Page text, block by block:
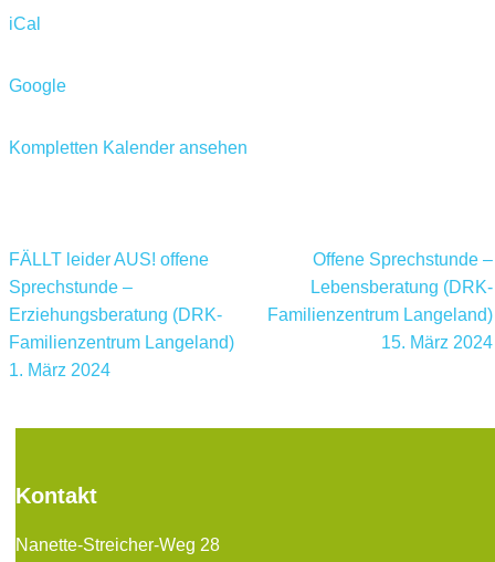
iCal
Google
Kompletten Kalender ansehen
FÄLLT leider AUS! offene
Sprechstunde –
Erziehungsberatung (DRK-
Familienzentrum Langeland)
1. März 2024
Offene Sprechstunde –
Lebensberatung (DRK-
Familienzentrum Langeland)
15. März 2024
Kontakt
Nanette-Streicher-Weg 28